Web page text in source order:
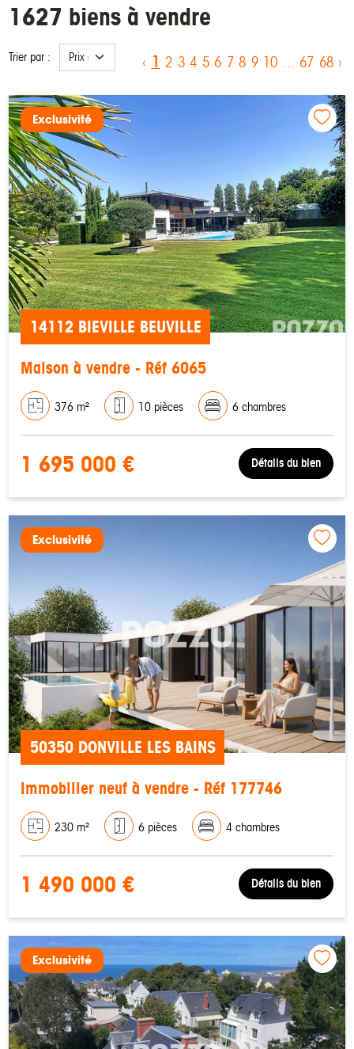
1627 biens à vendre
Trier par : ‹ 1 2 3 4 5 6 7 8 9 10 ... 67 68 ›
Exclusivité
14112 BIEVILLE BEUVILLE
Maison à vendre - Réf 6065
376 m² 10 pièces 6 chambres
1 695 000 € Détails du bien
Exclusivité
50350 DONVILLE LES BAINS
Immobilier neuf à vendre - Réf 177746
230 m² 6 pièces 4 chambres
1 490 000 € Détails du bien
Exclusivité